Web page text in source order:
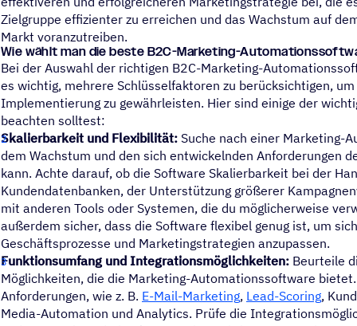
Zielgruppe effizienter zu erreichen und das Wachstum auf
Markt voranzutreiben.
Wie wählt man die beste B2C-Marketing-
Bei der Auswahl der richtigen B2C-Marketing-
es wichtig, mehrere Schlüsselfaktoren zu berücksichtigen,
Implementierung zu gewährleisten. Hier sind einige der
beachten solltest:
Skalierbarkeit und Flexibilität: Suche nach einer Marketing-
dem Wachstum und den sich entwickelnden Anforderungen
kann. Achte darauf, ob die Software Skalierbarkeit bei der
Kundendatenbanken, der Unterstützung größerer
mit anderen Tools oder Systemen, die du möglicherweise
außerdem sicher, dass die Software flexibel genug ist, um
Geschäftsprozesse und Marketingstrategien anzupassen.
Funktionsumfang und Integrationsmöglichkeiten: Beurteile
Möglichkeiten, die die Marketing-Automationssoftware
Anforderungen, wie z. B. E-Mail-Marketing, Lead-Scoring,
Media-Automation und Analytics. Prüfe die